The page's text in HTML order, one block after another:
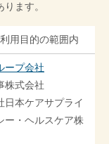
ます。
用目的の範囲内
ープ会社
株式会社
日本ケアサプライ
ー・ヘルスケア株